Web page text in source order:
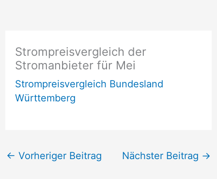
Strompreisvergleich der
Stromanbieter für Mei
Strompreisvergleich Bundesland
Württemberg
← Vorheriger Beitrag Nächster Beitrag →